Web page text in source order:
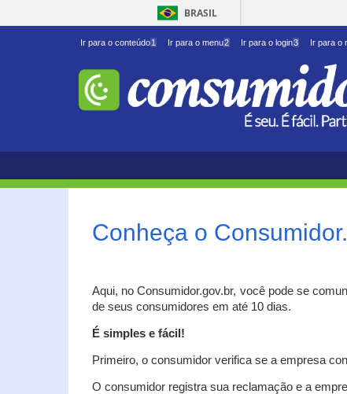
BRASIL
Ir para o conteúdo1 Ir para o menu2 Ir para o login3 Ir para o
Conheça o
Aqui, no Consumidor.gov.br, você pode se
de seus consumidores em até 10 dias.
É simples e fácil!
Primeiro, o consumidor verifica se a empresa
O consumidor registra sua reclamação e a